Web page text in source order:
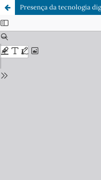
Presença da tecnologia